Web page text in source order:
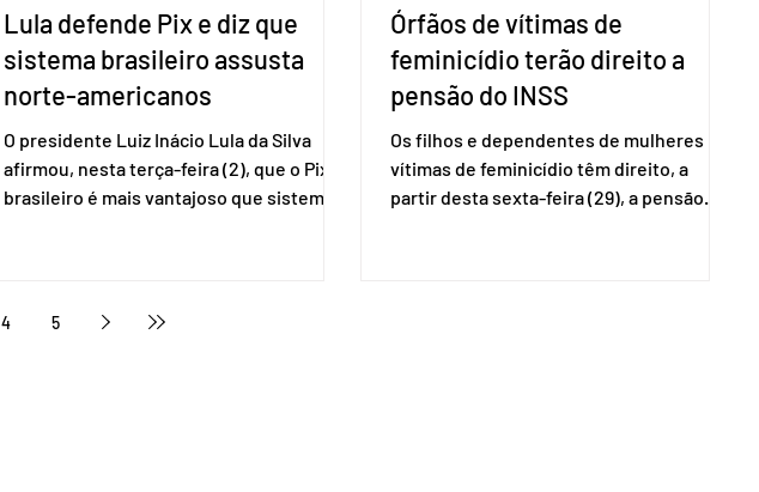
Lula defende Pix e diz que
sistema brasileiro assusta
norte-americanos
O presidente Luiz Inácio Lula da Silva
afirmou, nesta terça-feira (2), que o Pix
brasileiro é mais vantajoso que sistemas
Lula destacou as vantagens da
Órfãos de vítimas de
feminicídio terão direito a
pensão do INSS
Os filhos e dependentes de mulheres
vítimas de feminicídio têm direito, a
partir desta sexta-feira (29), a pensão
4 5